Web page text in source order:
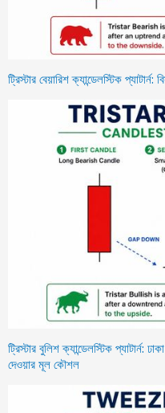
ট্রিস্টার বেয়ারিশ ক্যান্ডেলস্টিক প্যাটার্ন:
ট্রিস্টার বুলিশ ক্যান্ডেলস্টিক প্যাটার্ন:
দেওয়ার মূল কৌশল